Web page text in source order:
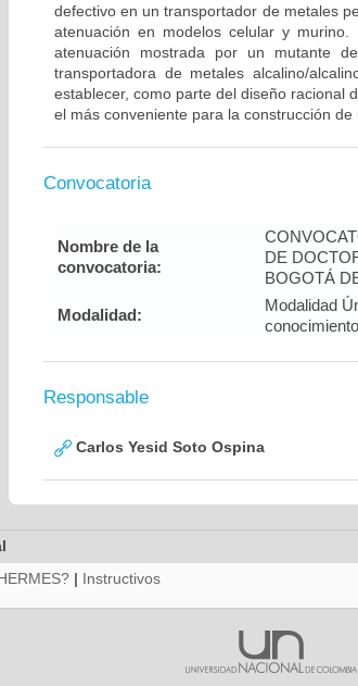
defectivo en un transportador de metales
atenuación en modelos celular y
atenuación mostrada por un mutante
transportadora de metales alcalino/
establecer, como parte del diseño racional
el más conveniente para la construcción
Convocatoria
Nombre de la
convocatoria:
DE
BOGOTÁ
Modalidad:
Modalidad
Responsable
Carlos Yesid Soto Ospina
| Instructivos